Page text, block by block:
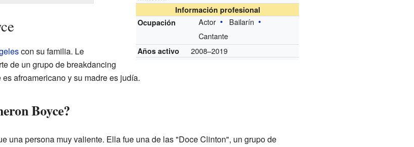
Información profesional
Ocupación
Actor
Bailarín
Cantante
Años activo 2008–2019
con su familia. Le
de un grupo de breakdancing
afroamericano y su madre es judía.
Boyce?
una persona muy valiente. Ella fue una de las "Doce Clinton", un grupo de